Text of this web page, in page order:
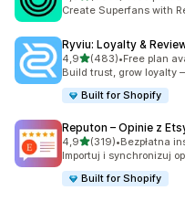
Create Superfans with
Ryviu: Loyalty &
4,9na 5 gwiazdek
(483)
Łączna liczba recenzji:
•Free plan
Build trust, grow loyalty
Built for Shopify
Reputon – Opinie z
4,9na 5 gwiazdek
(319)
Łączna liczba recenzji:
•Bezpłatna
Importuj i synchronizuj
Built for Shopify